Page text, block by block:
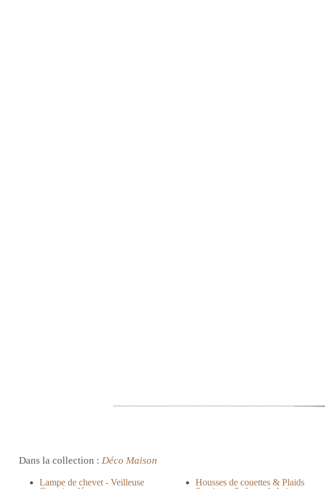
Dans la collection : Déco Maison
Lampe de chevet - Veilleuse
Housses de couettes & Plaids